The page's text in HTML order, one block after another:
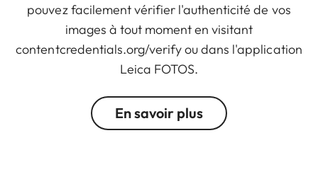
pouvez facilement vérifier l'authenticité de vos
images à tout moment en visitant
contentcredentials.org/verify ou dans l'application
Leica FOTOS.
En savoir plus